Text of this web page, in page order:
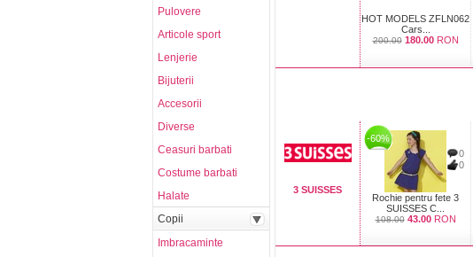
HOT MODELS ZFLN062
Cars...
200.00 180.00 RON
3 SUISSES
-60%
0
0
Rochie pentru fete 3
SUISSES C...
108.00 43.00 RON
Pulovere
Articole sport
Lenjerie
Bijuterii
Accesorii
Diverse
Ceasuri barbati
Costume barbati
Halate
Copii
Imbracaminte